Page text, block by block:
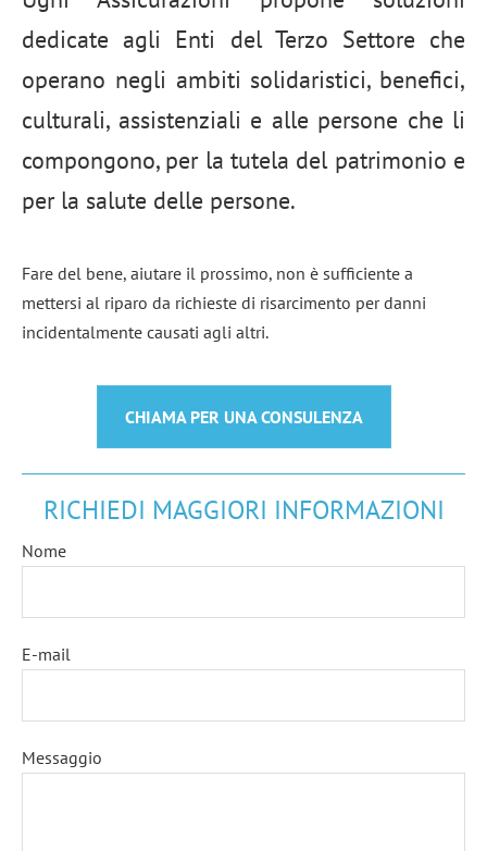
dedicate agli Enti del Terzo Settore che
operano negli ambiti solidaristici, benefici,
culturali, assistenziali e alle persone che li
compongono, per la tutela del patrimonio e
per la salute delle persone.
Fare del bene, aiutare il prossimo, non è sufficiente a
mettersi al riparo da richieste di risarcimento per danni
incidentalmente causati agli altri.
CHIAMA PER UNA CONSULENZA
RICHIEDI MAGGIORI INFORMAZIONI
Nome
E-mail
Messaggio